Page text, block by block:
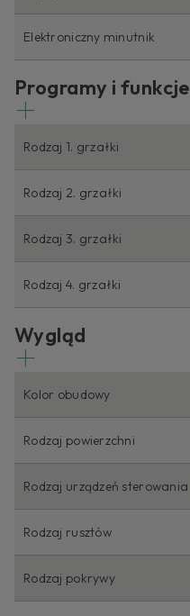
Elektroniczny minutnik
Programy i funkcje
Rodzaj 1. grzałki
Rodzaj 2. grzałki
Rodzaj 3. grzałki
Rodzaj 4. grzałki
Wygląd
Kolor obudowy
Rodzaj powierzchni
Rodzaj urządzeń sterowania
Rodzaj rusztów
Rodzaj pokrywy